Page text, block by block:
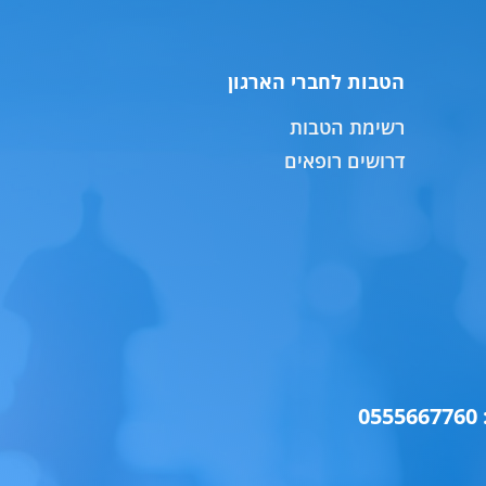
הטבות לחברי הארגון
רשימת הטבות
דרושים רופאים